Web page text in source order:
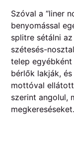
Szóval a “liner
benyomással
splitre sétálni
szétesés-
telep
bérlők lakják, és
mottóval
szerint angolul,
megkereséseket.